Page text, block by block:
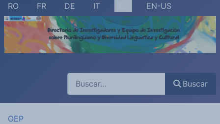
Seleccione su idioma
RO FR DE IT EN-US
Buscar
OEP